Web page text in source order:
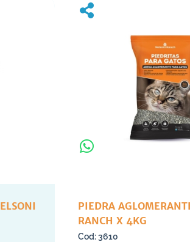
PIEDRA
RANCH X 4KG
3610